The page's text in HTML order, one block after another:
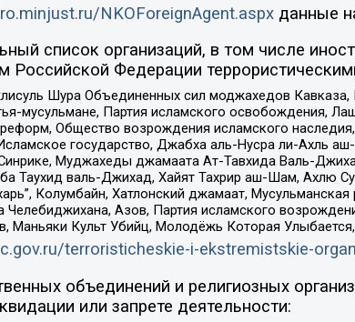
NKOForeignAgent.aspxданные
список организаций, в том числе
Российской Федерации
Шура Объединенных сил моджахедов Кавказа,
мусульмане, Партия исламского освобождения,
Общество возрождения исламского
государство, Джабха аль-Нусра ли-Ахль
Муджахеды джамаата Ат-Тавхида Валь-
Таухид валь-Джихад, Хайят Тахрир аш-Шам, Ахлю
Колумбайн, Хатлонский джамаат,
Челебиджихана, Азов, Партия исламского
Маньяки Культ Убийц, Молодёжь Которая
terroristicheskie-i-ekstremistskie-
объединений и религиозных
или запрете деятельности: